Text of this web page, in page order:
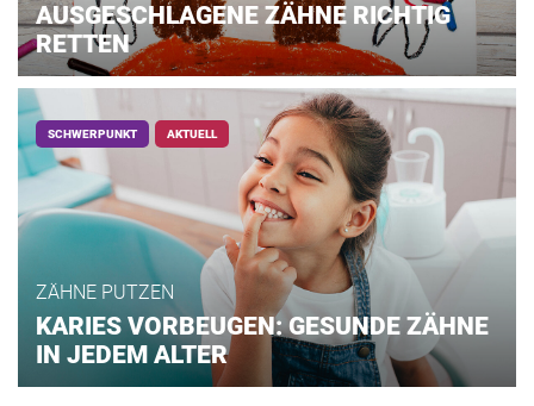
AUSGESCHLAGENE ZÄHNE RICHTIG
RETTEN
SCHWERPUNKT AKTUELL
ZÄHNE PUTZEN
KARIES VORBEUGEN: GESUNDE ZÄHNE
IN JEDEM ALTER